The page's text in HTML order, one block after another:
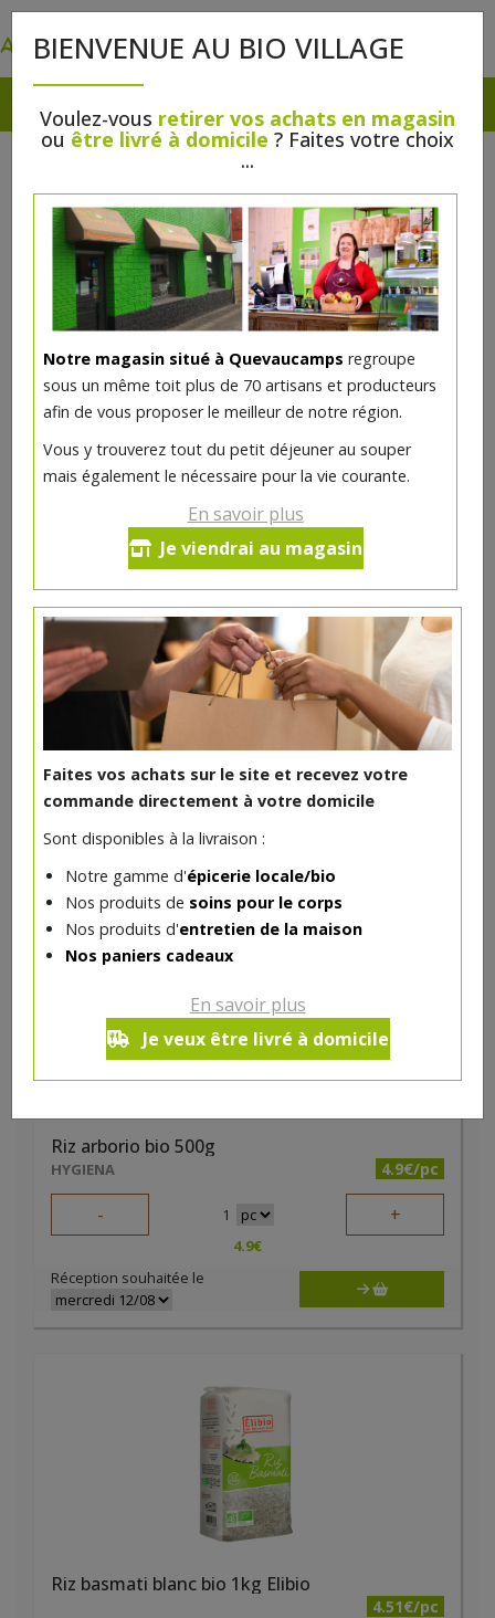
BIENVENUE AU BIO VILLAGE
Voulez-vous retirer vos achats en magasin
ou être livré à domicile ? Faites votre choix
...
Notre magasin situé à Quevaucamps regroupe
sous un même toit plus de 70 artisans et producteurs
afin de vous proposer le meilleur de notre région.
Vous y trouverez tout du petit déjeuner au souper
mais également le nécessaire pour la vie courante.
En savoir plus
Je viendrai au magasin
Faites vos achats sur le site et recevez votre
commande directement à votre domicile
Sont disponibles à la livraison :
Notre gamme d'épicerie locale/bio
Nos produits de soins pour le corps
Nos produits d'entretien de la maison
Nos paniers cadeaux
En savoir plus
Je veux être livré à domicile
Riz blanc sushi bio 500g
Clearspring
- 1 pc
4.96
Réception souhaitée le
DANS LA MÊME CATÉGORIE ...
Riz arborio bio 500g
HYGIENA 4.9€/pc
- 1 +
4.9€
Réception souhaitée le
Riz basmati blanc bio 1kg Elibio
4.51€/pc